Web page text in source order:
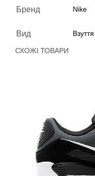
Бренд Nike
Вид Взуття
СХОЖІ ТОВАРИ